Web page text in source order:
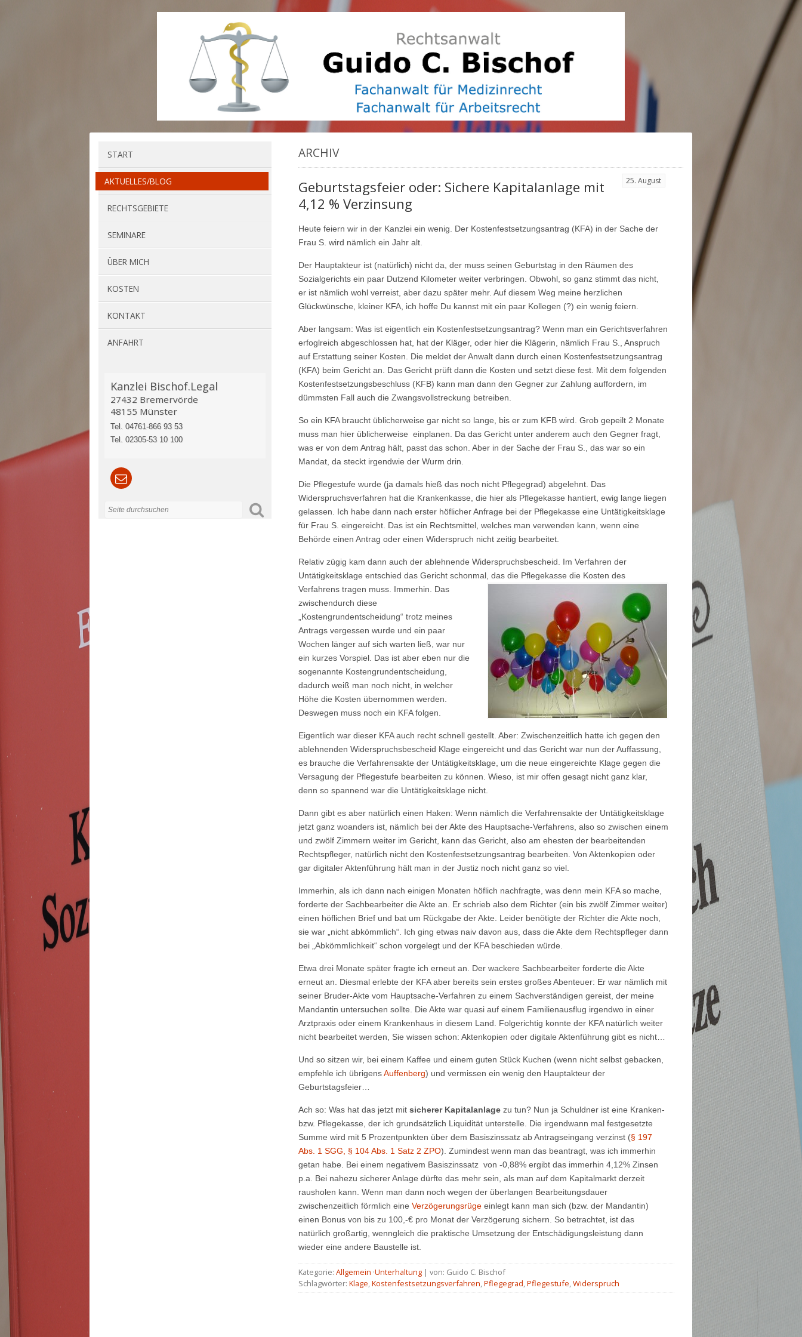
START
AKTUELLES/BLOG
RECHTSGEBIETE
SEMINARE
ÜBER MICH
KOSTEN
KONTAKT
ANFAHRT
Kanzlei Bischof.Legal
27432 Bremervörde
48155 Münster
Tel. 04761-866 93 53
Tel. 02305-53 10 100
ARCHIV
25. August
Geburtstagsfeier oder: Sichere Kapitalanlage mit
4,12 % Verzinsung
Heute feiern wir in der Kanzlei ein wenig. Der Kostenfestsetzungsantrag (KFA) in der Sache der
Frau S. wird nämlich ein Jahr alt.
Der Hauptakteur ist (natürlich) nicht da, der muss seinen Geburtstag in den Räumen des
Sozialgerichts ein paar Dutzend Kilometer weiter verbringen. Obwohl, so ganz stimmt das nicht,
er ist nämlich wohl verreist, aber dazu später mehr. Auf diesem Weg meine herzlichen
Glückwünsche, kleiner KFA, ich hoffe Du kannst mit ein paar Kollegen (?) ein wenig feiern.
Aber langsam: Was ist eigentlich ein Kostenfestsetzungsantrag? Wenn man ein Gerichtsverfahren
erfoglreich abgeschlossen hat, hat der Kläger, oder hier die Klägerin, nämlich Frau S., Anspruch
auf Erstattung seiner Kosten. Die meldet der Anwalt dann durch einen Kostenfestsetzungsantrag
(KFA) beim Gericht an. Das Gericht prüft dann die Kosten und setzt diese fest. Mit dem folgenden
Kostenfestsetzungsbeschluss (KFB) kann man dann den Gegner zur Zahlung auffordern, im
dümmsten Fall auch die Zwangsvollstreckung betreiben.
So ein KFA braucht üblicherweise gar nicht so lange, bis er zum KFB wird. Grob gepeilt 2 Monate
muss man hier üblicherweise einplanen. Da das Gericht unter anderem auch den Gegner fragt,
was er von dem Antrag hält, passt das schon. Aber in der Sache der Frau S., das war so ein
Mandat, da steckt irgendwie der Wurm drin.
Die Pflegestufe wurde (ja damals hieß das noch nicht Pflegegrad) abgelehnt. Das
Widerspruchsverfahren hat die Krankenkasse, die hier als Pflegekasse hantiert, ewig lange liegen
gelassen. Ich habe dann nach erster höflicher Anfrage bei der Pflegekasse eine Untätigkeitsklage
für Frau S. eingereicht. Das ist ein Rechtsmittel, welches man verwenden kann, wenn eine
Behörde einen Antrag oder einen Widerspruch nicht zeitig bearbeitet.
Relativ zügig kam dann auch der ablehnende Widerspruchsbescheid. Im Verfahren der
Untätigkeitsklage entschied das Gericht schonmal, das die Pflegekasse die Kosten des
Verfahrens tragen muss. Immerhin. Das
zwischendurch diese
„Kostengrundentscheidung“ trotz meines
Antrags vergessen wurde und ein paar
Wochen länger auf sich warten ließ, war nur
ein kurzes Vorspiel. Das ist aber eben nur die
sogenannte Kostengrundentscheidung,
dadurch weiß man noch nicht, in welcher
Höhe die Kosten übernommen werden.
Deswegen muss noch ein KFA folgen.
Eigentlich war dieser KFA auch recht schnell gestellt. Aber: Zwischenzeitlich hatte ich gegen den
ablehnenden Widerspruchsbescheid Klage eingereicht und das Gericht war nun der Auffassung,
es brauche die Verfahrensakte der Untätigkeitsklage, um die neue eingereichte Klage gegen die
Versagung der Pflegestufe bearbeiten zu können. Wieso, ist mir offen gesagt nicht ganz klar,
denn so spannend war die Untätigkeitsklage nicht.
Dann gibt es aber natürlich einen Haken: Wenn nämlich die Verfahrensakte der Untätigkeitsklage
jetzt ganz woanders ist, nämlich bei der Akte des Hauptsache-Verfahrens, also so zwischen einem
und zwölf Zimmern weiter im Gericht, kann das Gericht, also am ehesten der bearbeitenden
Rechtspfleger, natürlich nicht den Kostenfestsetzungsantrag bearbeiten. Von Aktenkopien oder
gar digitaler Aktenführung hält man in der Justiz noch nicht ganz so viel.
Immerhin, als ich dann nach einigen Monaten höflich nachfragte, was denn mein KFA so mache,
forderte der Sachbearbeiter die Akte an. Er schrieb also dem Richter (ein bis zwölf Zimmer weiter)
einen höflichen Brief und bat um Rückgabe der Akte. Leider benötigte der Richter die Akte noch,
sie war „nicht abkömmlich“. Ich ging etwas naiv davon aus, dass die Akte dem Rechtspfleger dann
bei „Abkömmlichkeit“ schon vorgelegt und der KFA beschieden würde.
Etwa drei Monate später fragte ich erneut an. Der wackere Sachbearbeiter forderte die Akte
erneut an. Diesmal erlebte der KFA aber bereits sein erstes großes Abenteuer: Er war nämlich mit
seiner Bruder-Akte vom Hauptsache-Verfahren zu einem Sachverständigen gereist, der meine
Mandantin untersuchen sollte. Die Akte war quasi auf einem Familienausflug irgendwo in einer
Arztpraxis oder einem Krankenhaus in diesem Land. Folgerichtig konnte der KFA natürlich weiter
nicht bearbeitet werden, Sie wissen schon: Aktenkopien oder digitale Aktenführung gibt es nicht…
Und so sitzen wir, bei einem Kaffee und einem guten Stück Kuchen (wenn nicht selbst gebacken,
empfehle ich übrigensAuffenberg) und vermissen ein wenig den Hauptakteur der
Geburtstagsfeier…
Ach so: Was hat das jetzt mit sicherer Kapitalanlagezu tun? Nun ja Schuldner ist eine Kranken-
bzw. Pflegekasse, der ich grundsätzlich Liquidität unterstelle. Die irgendwann mal festgesetzte
Summe wird mit 5 Prozentpunkten über dem Basiszinssatz ab Antragseingang verzinst (§ 197
Abs. 1 SGG, § 104 Abs. 1 Satz 2 ZPO). Zumindest wenn man das beantragt, was ich immerhin
getan habe. Bei einem negativem Basiszinssatz von -0,88% ergibt das immerhin 4,12% Zinsen
p.a. Bei nahezu sicherer Anlage dürfte das mehr sein, als man auf dem Kapitalmarkt derzeit
rausholen kann. Wenn man dann noch wegen der überlangen Bearbeitungsdauer
zwischenzeitlich förmlich eine Verzögerungsrügeeinlegt kann man sich (bzw. der Mandantin)
einen Bonus von bis zu 100,-€ pro Monat der Verzögerung sichern. So betrachtet, ist das
natürlich großartig, wenngleich die praktische Umsetzung der Entschädigungsleistung dann
wieder eine andere Baustelle ist.
Kategorie: Allgemein ·Unterhaltung| von: Guido C. Bischof
Schlagwörter: Klage,Kostenfestsetzungsverfahren,Pflegegrad,Pflegestufe,Widerspruch